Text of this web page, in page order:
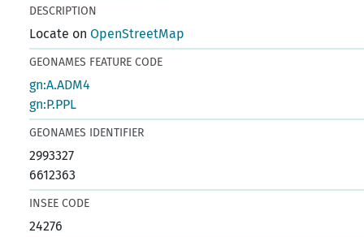
DESCRIPTION
Locate onOpenStreetMap
GEONAMES FEATURE CODE
gn:A.ADM4
gn:P.PPL
GEONAMES IDENTIFIER
2993327
6612363
INSEE CODE
24276